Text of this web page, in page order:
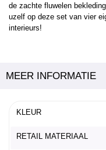
de zachte fluwelen
uzelf op deze set van vier
interieurs!
MEER INFORMATIE
KLEUR
RETAIL MATERIAAL